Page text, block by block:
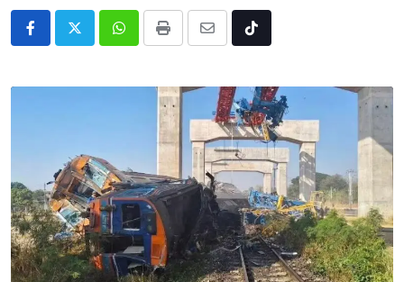
Whatsapp
Print
Share
Email
Tiktok